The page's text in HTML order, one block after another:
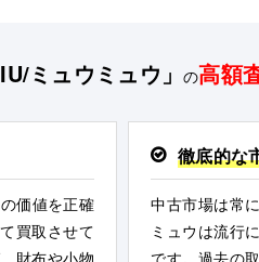
ミュウミュウ」の高額
価値を正確
買取させて
徹底的な
中古市場は常
ミュウは流行